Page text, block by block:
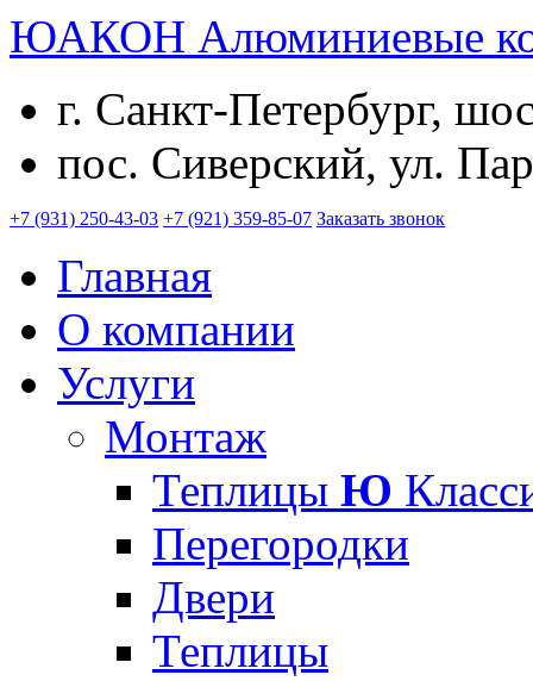
ЮАКОН Алюминиевые
г. Санкт-Петербург,
пос. Сиверский, ул.
+7 (931) 250-43-03 +7 (921) 359-85-07 Заказать звонок
Главная
О компании
Услуги
Монтаж
Теплицы Ю
Перегородки
Двери
Теплицы